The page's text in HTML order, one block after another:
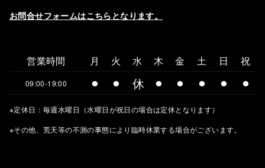
お問合せフォームはこちらとなります。
営業時間 月 火 水 木 金 土 日 祝
09:00-19:00 ⚫︎ ⚫︎ 休 ⚫︎ ⚫︎ ⚫︎ ⚫︎ ⚫︎
※定休日：毎週水曜日（水曜日が祝日の場合は定休となります）
※その他、荒天等の不測の事態により臨時休業する場合がございます。